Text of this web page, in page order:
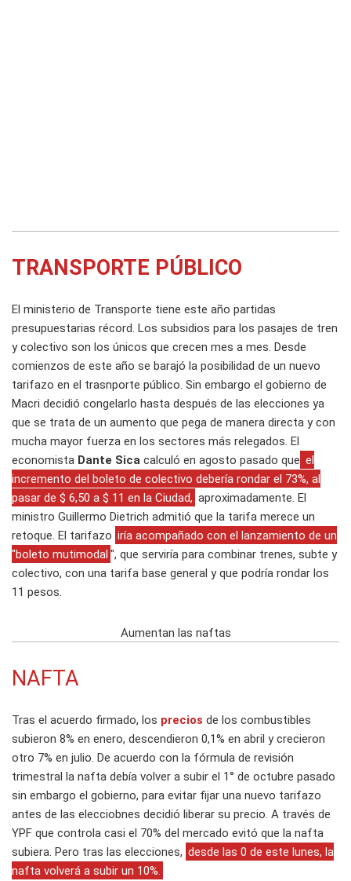
TRANSPORTE PÚBLICO
El ministerio de Transporte tiene este año partidas
presupuestarias récord. Los subsidios para los pasajes de tren
y colectivo son los únicos que crecen mes a mes. Desde
comienzos de este año se barajó la posibilidad de un nuevo
tarifazo en el trasnporte público. Sin embargo el gobierno de
Macri decidió congelarlo hasta después de las elecciones ya
que se trata de un aumento que pega de manera directa y con
mucha mayor fuerza en los sectores más relegados. El
economista Dante Sica calculó en agosto pasado que el
incremento del boleto de colectivo debería rondar el 73%, al
pasar de $ 6,50 a $ 11 en la Ciudad, aproximadamente. El
ministro Guillermo Dietrich admitió que la tarifa merece un
retoque. El tarifazo iría acompañado con el lanzamiento de un
"boleto mutimodal ", que serviría para combinar trenes, subte y
colectivo, con una tarifa base general y que podría rondar los
11 pesos.
Aumentan las naftas
NAFTA
Tras el acuerdo firmado, los precios de los combustibles
subieron 8% en enero, descendieron 0,1% en abril y crecieron
otro 7% en julio. De acuerdo con la fórmula de revisión
trimestral la nafta debía volver a subir el 1° de octubre pasado
sin embargo el gobierno, para evitar fijar una nuevo tarifazo
antes de las elecciobnes decidió liberar su precio. A través de
YPF que controla casi el 70% del mercado evitó que la nafta
subiera. Pero tras las elecciones, desde las 0 de este lunes, la
nafta volverá a subir un 10%.